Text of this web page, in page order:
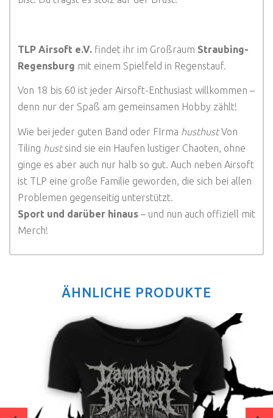
TLP Airsoft e.V. findet ihr im Großraum Straubing-
Regensburg mit einem Spielfeld in Regenstauf.
Von 18 bis 60 ist jeder Airsoft-Enthusiast willkommen –
denn nur der Spaß am gemeinsamen Hobby zählt!
Wie bei jeder guten Band oder FIrma husthustVon
Tiling hustsind sie ein Haufen lustiger Chaoten, ohne
ginge es aber auch nur halb so gut. Auch neben Airsoft
ist TLP eine große Familie geworden, die sich bei allen
Problemen gegenseitig unterstützt.
Sport und darüber hinaus – und nun auch offiziell mit
Merch!
ÄHNLICHE PRODUKTE